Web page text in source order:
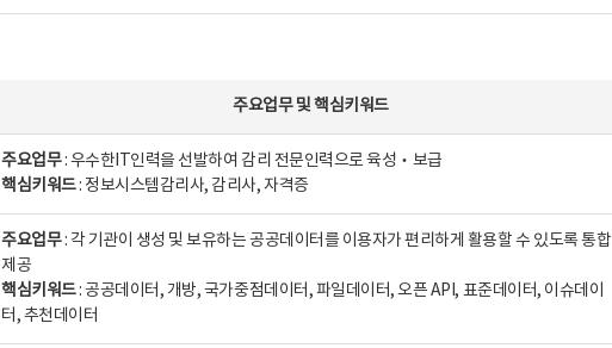
주요업무및핵심키워드
주요업무: 우수한IT인력을 선발하여 감리 전문인력으로 육성‧보급
핵심키워드: 정보시스템감리사, 감리사, 자격증
주요업무: 각 기관이 생성 및 보유하는 공공데이터를 이용자가 편리하게 활용할 수 있도록 통합
제공
핵심키워드: 공공데이터, 개방, 국가중점데이터, 파일데이터, 오픈 API, 표준데이터, 이슈데이
터, 추천데이터